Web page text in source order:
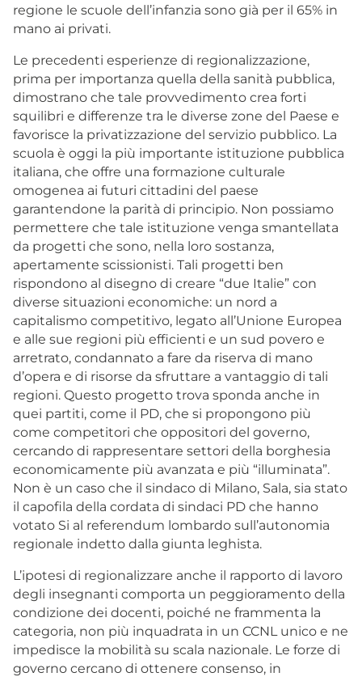
regione le scuole dell’infanzia sono già per il 65% in
mano ai privati.
Le precedenti esperienze di regionalizzazione,
prima per importanza quella della sanità pubblica,
dimostrano che tale provvedimento crea forti
squilibri e differenze tra le diverse zone del Paese e
favorisce la privatizzazione del servizio pubblico. La
scuola è oggi la più importante istituzione pubblica
italiana, che offre una formazione culturale
omogenea ai futuri cittadini del paese
garantendone la parità di principio. Non possiamo
permettere che tale istituzione venga smantellata
da progetti che sono, nella loro sostanza,
apertamente scissionisti. Tali progetti ben
rispondono al disegno di creare “due Italie” con
diverse situazioni economiche: un nord a
capitalismo competitivo, legato all’Unione Europea
e alle sue regioni più efficienti e un sud povero e
arretrato, condannato a fare da riserva di mano
d’opera e di risorse da sfruttare a vantaggio di tali
regioni. Questo progetto trova sponda anche in
quei partiti, come il PD, che si propongono più
come competitori che oppositori del governo,
cercando di rappresentare settori della borghesia
economicamente più avanzata e più “illuminata”.
Non è un caso che il sindaco di Milano, Sala, sia stato
il capofila della cordata di sindaci PD che hanno
votato Si al referendum lombardo sull’autonomia
regionale indetto dalla giunta leghista.
L’ipotesi di regionalizzare anche il rapporto di lavoro
degli insegnanti comporta un peggioramento della
condizione dei docenti, poiché ne frammenta la
categoria, non più inquadrata in un CCNL unico e ne
impedisce la mobilità su scala nazionale. Le forze di
governo cercano di ottenere consenso, in